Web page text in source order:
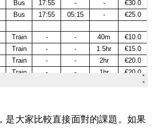
，是大家比較直接面對的課題。如果